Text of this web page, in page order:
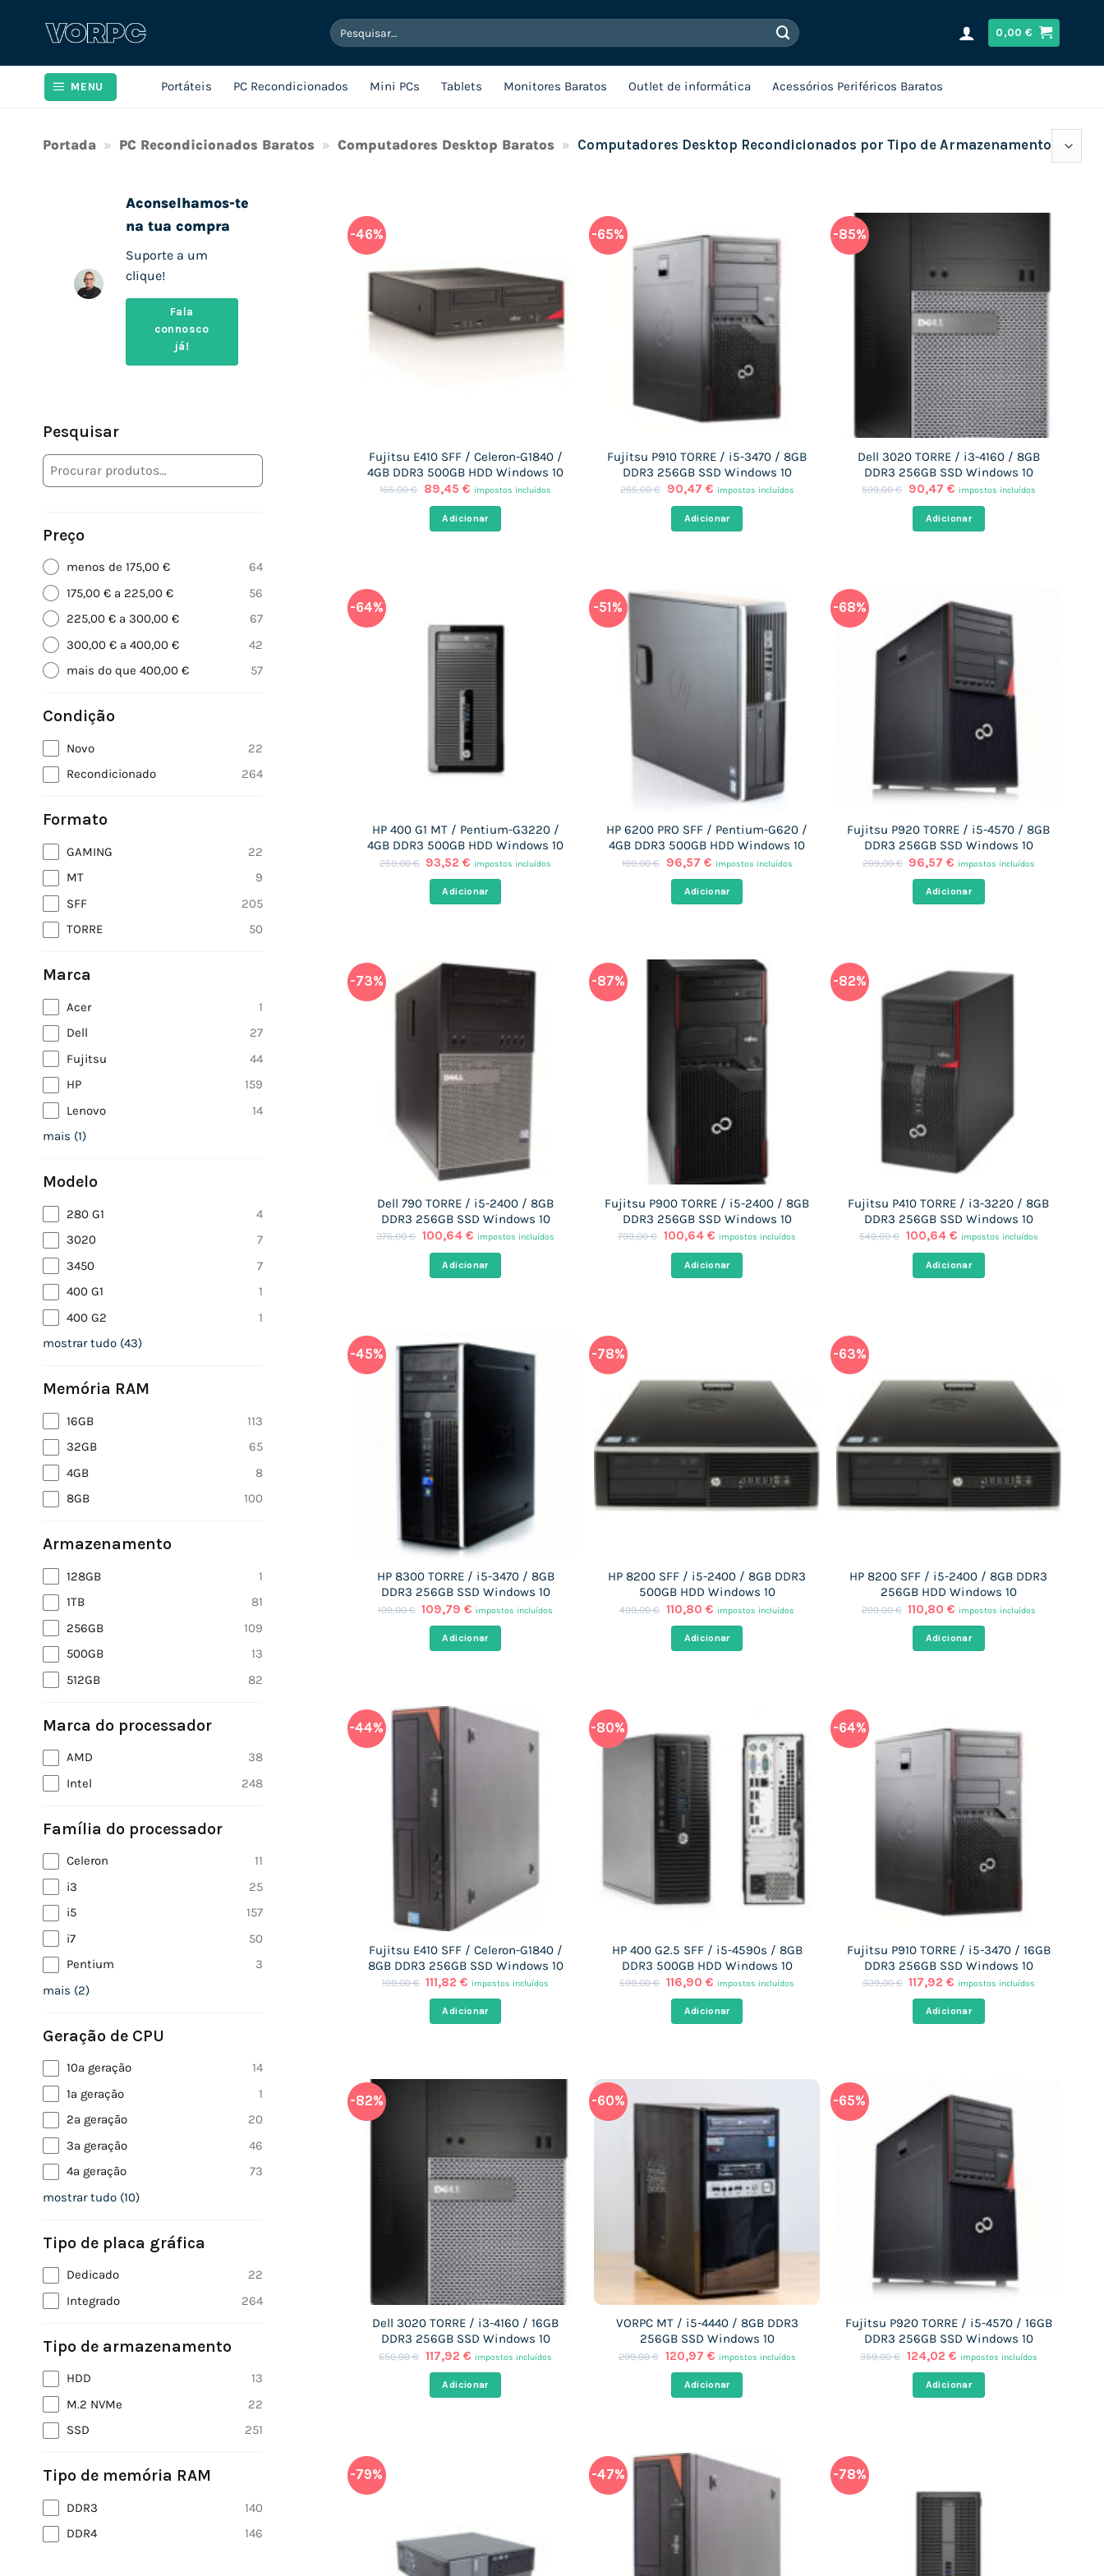
Pesquisar
por:
0,00€
MENU Portáteis PC Recondicionados Mini PCs Tablets Monitores Baratos Outlet de informática Acessórios Periféricos Baratos
Portada » PC Recondicionados Baratos » Computadores Desktop Baratos » Computadores Desktop Recondicionados por Tipo de Armazenamento
Aconselhamos-te
na tua compra
Suporte a um
clique!
Fala
connosco
já!
Pesquisar
Preço
menos de 175,00 €
64
175,00 € a 225,00 €
56
225,00 € a 300,00 €
67
300,00 € a 400,00 €
42
mais do que 400,00 €
57
Condição
Novo
22
Recondicionado
264
Formato
GAMING
22
MT
9
SFF
205
TORRE
50
Marca
Acer
1
Dell
27
Fujitsu
44
HP
159
Lenovo
14
mais (1)
Modelo
280 G1
4
3020
7
3450
7
400 G1
1
400 G2
1
mostrar tudo (43)
Memória RAM
16GB
113
32GB
65
4GB
8
8GB
100
Armazenamento
128GB
1
1TB
81
256GB
109
500GB
13
512GB
82
Marca do processador
AMD
38
Intel
248
Família do processador
Celeron
11
i3
25
i5
157
i7
50
Pentium
3
mais (2)
Geração de CPU
10ª geração
14
1ª geração
1
2ª geração
20
3ª geração
46
4ª geração
73
mostrar tudo (10)
Tipo de placa gráfica
Dedicado
22
Integrado
264
Tipo de armazenamento
HDD
13
M.2 NVMe
22
SSD
251
Tipo de memória RAM
DDR3
140
DDR4
146
-46%
Fujitsu E410 SFF / Celeron-G1840 /
4GB DDR3 500GB HDD Windows 10
165,00€
O
original
era:
89,45 €O
é:
impostos incluídos
Adicionar
-65%
Fujitsu P910 TORRE / i5-3470 / 8GB
DDR3 256GB SSD Windows 10
255,00€
O
original
era:
90,47 €O
atual
é:
impostos incluídos
Adicionar
-85%
Dell 3020 TORRE / i3-4160 / 8GB
DDR3 256GB SSD Windows 10
599,00€
O
original
era:
90,47 €O
atual
é:
impostos incluídos
Adicionar
-64%
HP 400 G1 MT / Pentium-G3220 /
4GB DDR3 500GB HDD Windows 10
259,00€ O
original
era:
93,52€ O
preço
atual
é:
impostos incluídos
Adicionar
-51%
HP 6200 PRO SFF / Pentium-G620 /
4GB DDR3 500GB HDD Windows 10
199,00€
O
original
era:
96,57 €O
preço
atual
é:
impostos incluídos
Adicionar
-68%
Fujitsu P920 TORRE / i5-4570 / 8GB
DDR3 256GB SSD Windows 10
299,00€
O
original
era:
96,57€ O
preço
atual
é:
impostos incluídos
Adicionar
-73%
Dell 790 TORRE / i5-2400 / 8GB
DDR3 256GB SSD Windows 10
376,00€ O
original
era:
100,64 €O
atual
é:
impostos incluídos
Adicionar
-87%
Fujitsu P900 TORRE / i5-2400 / 8GB
DDR3 256GB SSD Windows 10
799,00€ O
original
era:
100,64€ O
atual
é:
impostos incluídos
Adicionar
-82%
Fujitsu P410 TORRE / i3-3220 / 8GB
DDR3 256GB SSD Windows 10
549,00€ O
original
era:
100,64 €O
atual
é:
impostos incluídos
Adicionar
-45%
HP 8300 TORRE / i5-3470 / 8GB
DDR3 256GB SSD Windows 10
199,00€ O
original
era:
109,79€ O
preço
atual
é:
impostos incluídos
Adicionar
-78%
HP 8200 SFF / i5-2400 / 8GB DDR3
500GB HDD Windows 10
499,00€ O
original
era:
110,80€ O
preço
atual
é:
impostos incluídos
Adicionar
-63%
HP 8200 SFF / i5-2400 / 8GB DDR3
256GB HDD Windows 10
299,00€ O
original
era:
110,80€ O
preço
atual
é:
impostos incluídos
Adicionar
-44%
Fujitsu E410 SFF / Celeron-G1840 /
8GB DDR3 256GB SSD Windows 10
199,00€ O
original
era:
111,82€ O
atual
é:
impostos incluídos
Adicionar
-80%
HP 400 G2.5 SFF / i5-4590s / 8GB
DDR3 500GB HDD Windows 10
599,00€ O
original
era:
116,90€ O
atual
é:
impostos incluídos
Adicionar
-64%
Fujitsu P910 TORRE / i5-3470 / 16GB
DDR3 256GB SSD Windows 10
329,00€ O
original
era:
117,92€ O
atual
é:
impostos incluídos
Adicionar
-82%
Dell 3020 TORRE / i3-4160 / 16GB
DDR3 256GB SSD Windows 10
650,00€ O
original
era:
117,92 €O
preço
atual
é:
impostos incluídos
Adicionar
-60%
VORPC MT / i5-4440 / 8GB DDR3
256GB SSD Windows 10
299,00€ O
original
era:
120,97 €O
preço
atual
é:
impostos incluídos
Adicionar
-65%
Fujitsu P920 TORRE / i5-4570 / 16GB
DDR3 256GB SSD Windows 10
359,00€ O
original
era:
124,02 €O
preço
atual
é:
impostos incluídos
Adicionar
-79% -47% -78%